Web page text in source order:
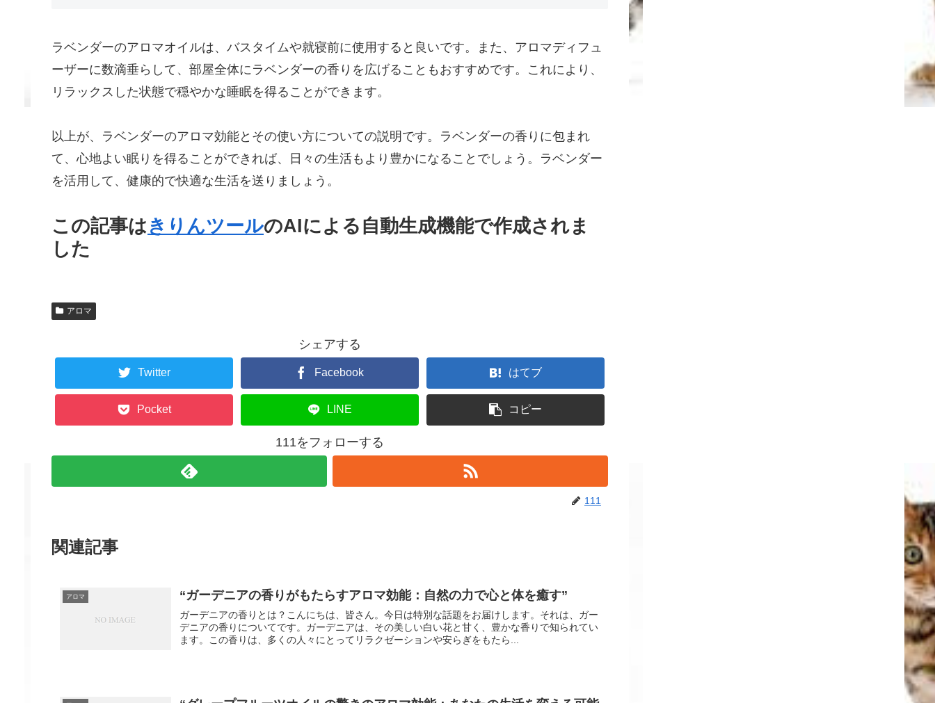
ラベンダーのアロマオイルは、バスタイムや就寝前に使用すると良いです。また、アロマディフュ
ーザーに数滴垂らして、部屋全体にラベンダーの香りを広げることもおすすめです。これにより、
リラックスした状態で穏やかな睡眠を得ることができます。
以上が、ラベンダーのアロマ効能とその使い方についての説明です。ラベンダーの香りに包まれ
て、心地よい眠りを得ることができれば、日々の生活もより豊かになることでしょう。ラベンダー
を活用して、健康的で快適な生活を送りましょう。
この記事は きりんツールのAIによる自動生成機能で作成されま
した
アロマ
シェアする
Twitter Facebook はてブ
Pocket LINE コピー
111をフォローする
111
関連記事
アロマ “ガーデニアの香りがもたらすアロマ効能：自然の力で心と体を癒す”
ガーデニアの香りとは？こんにちは、皆さん。今日は特別な話題をお届けします。それは、ガー
デニアの香りについてです。ガーデニアは、その美しい白い花と甘く、豊かな香りで知られてい
ます。この香りは、多くの人々にとってリラクゼーションや安らぎをもたら...